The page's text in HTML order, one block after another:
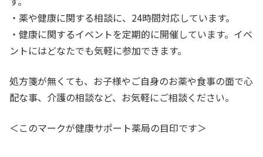
・薬や健康に関する相談に、 24時間対応しています。
・健康に関するイベントを定期的に開催しています。イベ
ントにはどなたでも気軽に参加できます。
処方箋が無くても、お子様やご自身のお薬や食事の面で心
配な事、介護の相談など、お気軽にご相談ください。
＜ このマークが健康サポート薬局の目印です＞